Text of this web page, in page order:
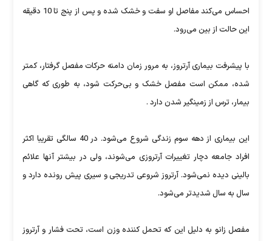
احساس می‌کند مفاصل او سفت و خشک شده و پس از پنج تا 10 دقیقه
این حالت از بین می‌رود.
با پیشرفت بیماری آرتروز، به مرور زمان دامنه حرکات مفصل گرفتار، کمتر
شده، ممکن است مفصل خشک و بی‌حرکت شود، به طوری که گاهی
بیمار، ترس از زمینگیر شدن دارد .
این بیماری از دهه سوم زندگی شروع می‌شود. در 40 سالگی تقریبا اکثر
افراد جامعه دچار تغییرات آرتروزی می‌شوند، ولی در بیشتر آنها علائم
بالینی دیده نمی‌شود. آرتروز شروعی تدریجی و سیری پیش رونده دارد و
سال به سال شدیدتر می‌شود.
مفصل زانو به دلیل این که تحمل کننده وزن است، تحت فشار و آرتروز